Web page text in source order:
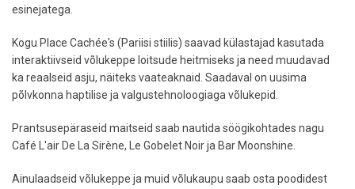
esinejatega.
Kogu Place Cachée's (Pariisi stiilis) saavad külastajad kasutada
interaktiivseid võlukeppe loitsude heitmiseks ja need muudavad
ka reaalseid asju, näiteks vaateaknaid. Saadaval on uusima
põlvkonna haptilise ja valgustehnoloogiaga võlukepid.
Prantsusepäraseid maitseid saab nautida söögikohtades nagu
Café L'air De La Sirène, Le Gobelet Noir ja Bar Moonshine.
Ainulaadseid võlukeppe ja muid võlukaupu saab osta poodidest